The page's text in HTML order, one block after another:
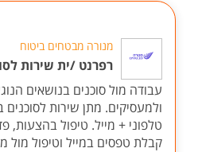
מנורה מבטחים ביטוח
רפרנט /ית שירות
עבודה מול סוכנים בנושאים
ולמעסיקים. מתן שירות לסוכנים
טלפוני + מייל. טיפול בהצעות,
קבלת טפסים במייל וטיפול מול